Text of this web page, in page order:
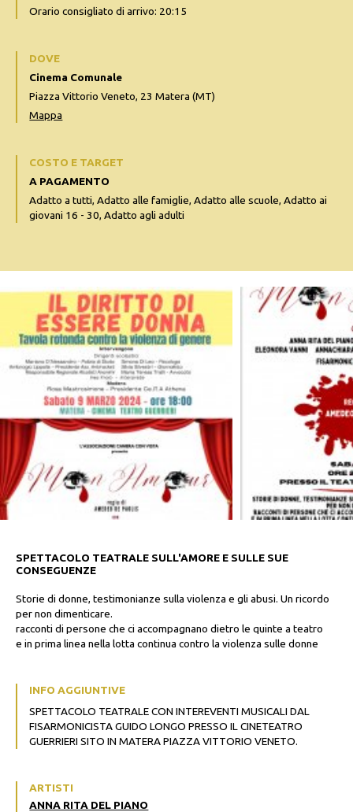
SPETTACOLO TEATRALE SULL'AMORE E SULLE SUE
CONSEGUENZE
Storie di donne, testimonianze sulla violenza e gli abusi. Un ricordo
per non dimenticare.
racconti di persone che ci accompagnano dietro le quinte a teatro
e in prima linea nella lotta continua contro la violenza sulle donne
INFO AGGIUNTIVE
SPETTACOLO TEATRALE CON INTEREVENTI MUSICALI DAL
FISARMONICISTA GUIDO LONGO PRESSO IL CINETEATRO
GUERRIERI SITO IN MATERA PIAZZA VITTORIO VENETO.
ARTISTI
ANNA RITA DEL PIANO
Orario consigliato di arrivo: 20:15
DOVE
Cinema Comunale
Piazza Vittorio Veneto, 23 Matera (MT)
Mappa
COSTO E TARGET
A PAGAMENTO
Adatto a tutti, Adatto alle famiglie, Adatto alle scuole, Adatto ai
giovani 16 - 30, Adatto agli adulti